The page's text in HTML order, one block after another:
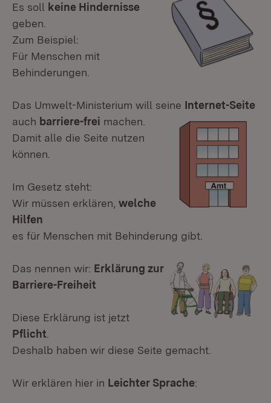
Es soll keine Hindernisse
geben.
Zum Beispiel:
Für Menschen mit
Behinderungen.
Das Umwelt-Ministerium will seine Internet-Seite
auch barriere-frei machen.
Damit alle die Seite nutzen
können.
Im Gesetz steht:
Wir müssen erklären, welche
Hilfen
es für Menschen mit Behinderung gibt.
Das nennen wir: Erklärung zur
Barriere-Freiheit
Diese Erklärung ist jetzt
Pflicht
Deshalb haben wir diese Seite gemacht.
Wir erklären hier in Leichter Sprache: